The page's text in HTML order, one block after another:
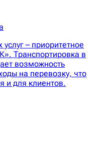
– приоритетное
Транспортировка в
возможность
на перевозку, что
и для клиентов.